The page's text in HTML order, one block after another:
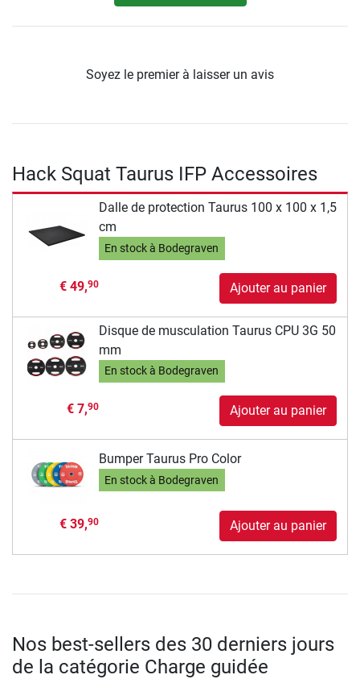
Soyez le premier à laisser un avis
Hack Squat Taurus IFP Accessoires
Dalle de protection Taurus 100 x 100 x 1,5
cm
En stock à Bodegraven
€ 49,90 Ajouter au panier
Disque de musculation Taurus CPU 3G 50
mm
En stock à Bodegraven
€ 7,90 Ajouter au panier
Bumper Taurus Pro Color
En stock à Bodegraven
€ 39,90 Ajouter au panier
Nos best-sellers des 30 derniers jours
de la catégorie Charge guidée